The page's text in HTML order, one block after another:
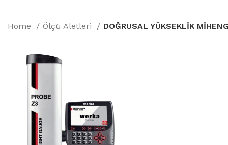
Home Ölçü Aletleri DOĞRUSAL YÜKSEKLİK